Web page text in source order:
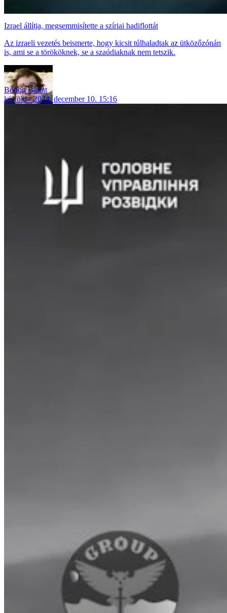
Izrael állítja, megsemmisítette a szíriai hadiflottát
Az izraeli vezetés beismerte, hogy kicsit túlhaladtak az ütközőzónán
is, ami se a törököknek, se a szaúdiaknak nem tetszik.
Bódog Bálint
külföld
2024. december 10. 15:16